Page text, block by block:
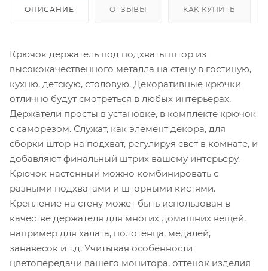
ОПИСАНИЕ ОТЗЫВЫ КАК КУПИТЬ
Крючок держатель под подхваты штор из
высококачественного металла на стену в гостиную,
кухню, детскую, столовую. Декоративные крючки
отлично будут смотреться в любых интерьерах.
Держатели просты в установке, в комплекте крючок
с саморезом. Служат, как элемент декора, для
сборки штор на подхват, регулируя свет в комнате, и
добавляют финальный штрих вашему интерьеру.
Крючок настенный можно комбинировать с
разными подхватами и шторными кистями.
Крепление на стену может быть использован в
качестве держателя для многих домашних вещей,
например для халата, полотенца, медалей,
занавесок и т.д. Учитывая особенности
цветопередачи вашего монитора, оттенок изделия